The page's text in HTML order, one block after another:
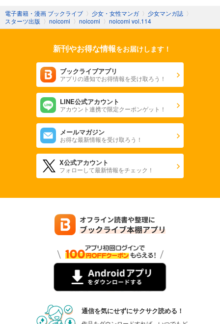
noicomi vol.139
550円 (税込)
あらすじを表示する
noicomi vol.138
440円 (税込)
あらすじを表示する
noicomi vol.136
円 (税込)
あらすじを表示する
電子書籍・漫画 ブックライブ 〉 少女・女性マンガ 〉 少女マンガ誌 〉
スターツ出版 〉 noicomi 〉 noicomi 〉 noicomi vol.114
新刊やお得な情報をお届けします！
ブックライブアプリ
アプリの通知でお得情報を受け取ろう！
LINE公式アカウント
アカウント連携で限定クーポンゲット！
メールマガジン
お得な最新情報を受け取ろう！
X公式アカウント
フォローして最新情報をチェック！
通信を気にせずにサクサク読める！